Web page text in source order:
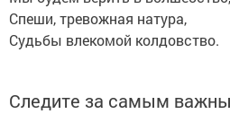
Спеши, тревожная натура,
Судьбы влекомой колдовство.
Следите за самым